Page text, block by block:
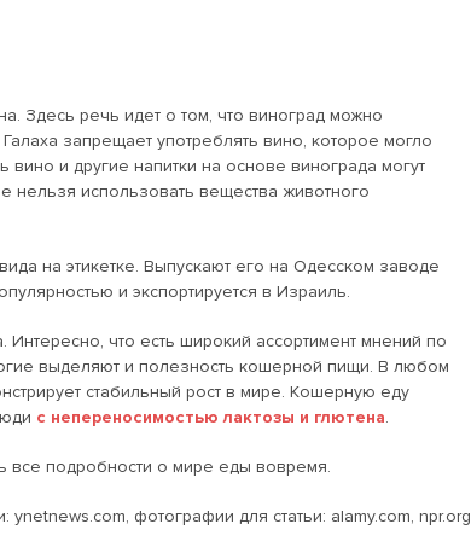
Здесь речь идет о том, что виноград можно
запрещает употреблять вино, которое могло
и другие напитки на основе винограда могут
использовать вещества животного
на этикетке. Выпускают его на Одесском заводе
и экспортируется в Израиль.
что есть широкий ассортимент мнений по
выделяют и полезность кошерной пищи. В любом
стабильный рост в мире. Кошерную еду
с непереносимостью лактозы и глютена.
все подробности о мире еды вовремя.
фотографии для статьи: alamy.com, npr.org